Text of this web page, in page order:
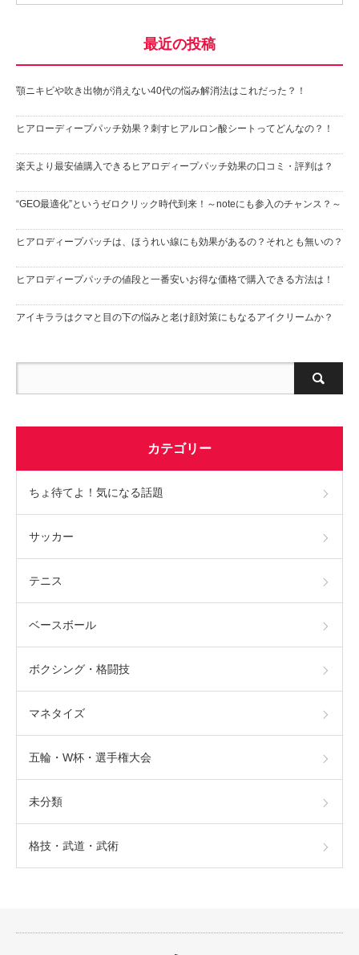
最近の投稿
顎ニキビや吹き出物が消えない40代の悩み解消法はこれだった？！
ヒアローディープパッチ効果？刺すヒアルロン酸シートってどんなの？！
楽天より最安値購入できるヒアロディープパッチ効果の口コミ・評判は？
“GEO最適化”というゼロクリック時代到来！～noteにも参入のチャンス？～
ヒアロディープパッチは、ほうれい線にも効果があるの？それとも無いの？
ヒアロディープパッチの値段と一番安いお得な価格で購入できる方法は！
アイキララはクマと目の下の悩みと老け顔対策にもなるアイクリームか？
カテゴリー
ちょ待てよ！気になる話題
サッカー
テニス
ベースボール
ボクシング・格闘技
マネタイズ
五輪・W杯・選手権大会
未分類
格技・武道・武術